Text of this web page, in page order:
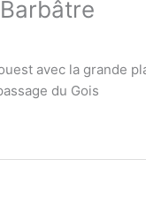
avec la grande
du Gois